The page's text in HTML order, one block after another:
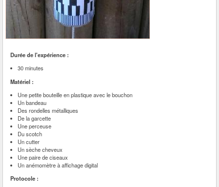
Durée de l'expérience :
30 minutes
Matériel :
Une petite bouteille en plastique avec le bouchon
Un bandeau
Des rondelles métalliques
De la garcette
Une perceuse
Du scotch
Un cutter
Un sèche cheveux
Une paire de ciseaux
Un anémomètre à affichage digital
Protocole :